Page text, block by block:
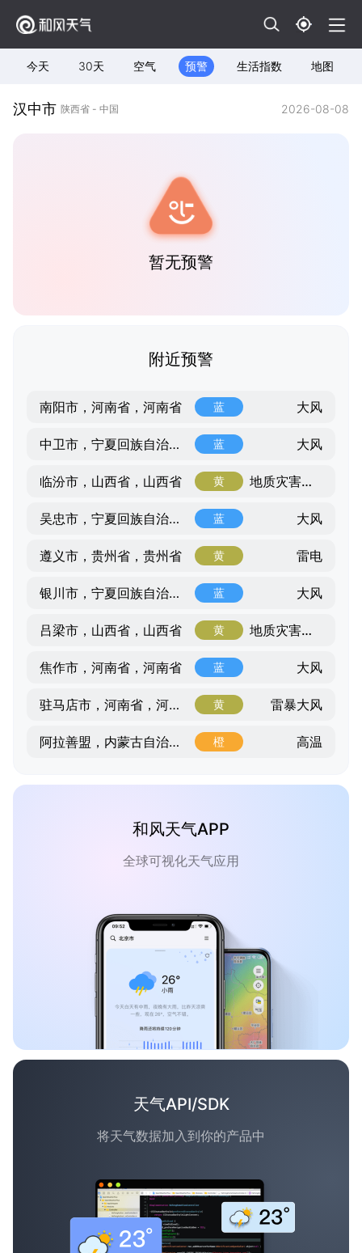
今天 30天 空气 预警 生活指数 地图
汉中市 陕西省 - 中国 2026-08-08
暂无预警
附近预警
南阳市，河南省，河南省 蓝 大风
中卫市，宁夏回族自治区，宁夏回族自治区 蓝 大风
临汾市，山西省，山西省 黄 地质灾害气象风险
吴忠市，宁夏回族自治区，宁夏回族自治区 蓝 大风
遵义市，贵州省，贵州省 黄 雷电
银川市，宁夏回族自治区，宁夏回族自治区 蓝 大风
吕梁市，山西省，山西省 黄 地质灾害气象风险
焦作市，河南省，河南省 蓝 大风
驻马店市，河南省，河南省 黄 雷暴大风
阿拉善盟，内蒙古自治区，内蒙古自治区 橙 高温
和风天气APP
全球可视化天气应用
天气API/SDK
将天气数据加入到你的产品中